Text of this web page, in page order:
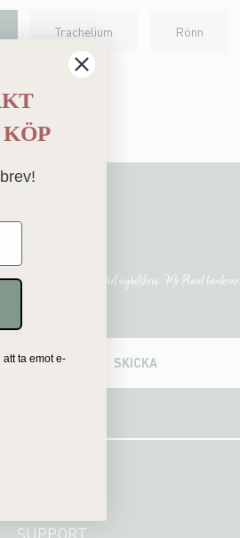
Trachelium Rönn
att prenumerera på vårt nyhetsbrev. Mr Plant hanterar
SKICKA
SUPPORT
ta emot e-